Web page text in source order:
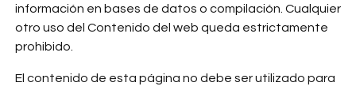
información en bases de datos o compilación. Cualquier
otro uso del Contenido del web queda estrictamente
prohibido.
El contenido de esta página no debe ser utilizado para